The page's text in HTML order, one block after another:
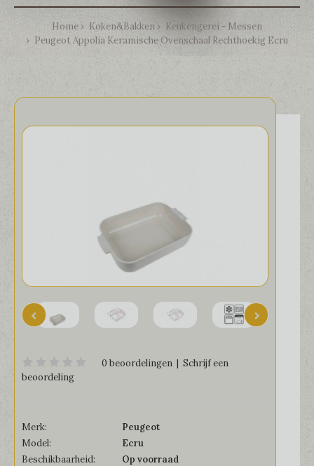
Home Koken&Bakken
Keukengerei - Messen
Peugeot Appolia Keramische Ovenschaal Rechthoekig Ecru
0 beoordelingen | Schrijf een
beoordeling
Merk:
Peugeot
Model:
Ecru
Beschikbaarheid:
Op voorraad